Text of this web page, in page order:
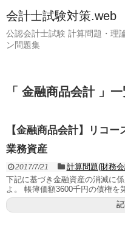
会計士試験対策.web
公認会計士試験 計算問題・理
ン問題集
「 金融商品会計 」
【金融商品会計】リコ
業務資産
2017/7/21
計算問題(財務
下記に基づき金融資産の消滅に
よ。 帳簿価額3600千円の債権を